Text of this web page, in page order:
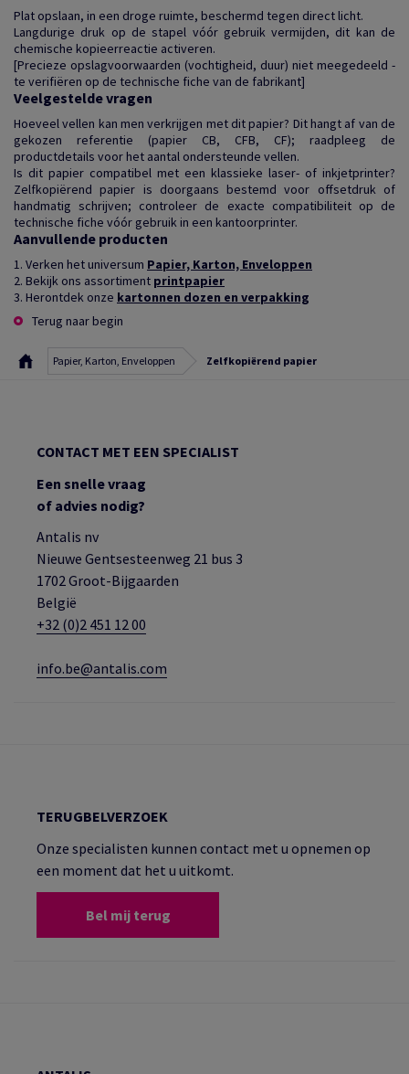
Plat opslaan, in een droge ruimte, beschermd tegen direct licht.
Langdurige druk op de stapel vóór gebruik vermijden, dit kan de
chemische kopieerreactie activeren.
[Precieze opslagvoorwaarden (vochtigheid, duur) niet meegedeeld -
te verifiëren op de technische fiche van de fabrikant]
Veelgestelde vragen
Hoeveel vellen kan men verkrijgen met dit papier? Dit hangt af van de
gekozen referentie (papier CB, CFB, CF); raadpleeg de
productdetails voor het aantal ondersteunde vellen.
Is dit papier compatibel met een klassieke laser- of inkjetprinter?
Zelfkopiërend papier is doorgaans bestemd voor offsetdruk of
handmatig schrijven; controleer de exacte compatibiliteit op de
technische fiche vóór gebruik in een kantoorprinter.
Aanvullende producten
1. Verken het universum Papier, Karton, Enveloppen
2. Bekijk ons assortiment printpapier
3. Herontdek onze kartonnen dozen en verpakking
Terug naar begin
Papier, Karton, Enveloppen Zelfkopiërend papier
CONTACT MET EEN SPECIALIST
Een snelle vraag
of advies nodig?
Antalis nv
Nieuwe Gentsesteenweg 21 bus 3
1702 Groot-Bijgaarden
België
+32 (0)2 451 12 00
info.be@antalis.com
TERUGBELVERZOEK
Onze specialisten kunnen contact met u opnemen op
een moment dat het u uitkomt.
Bel mij terug